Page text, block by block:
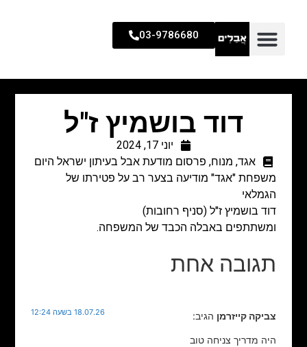
03-9786680
דוד בושמיץ ז"ל
יוני 17, 2024
אגד, מנוח, פרסום מודעת אבל בעיתון ישראל היום
משפחת "אגד" מודיעה בצער רב על פטירתו של
הגמלאי
דוד בושמיץ ז"ל (סניף רחובות)
ומשתתפים באבלה הכבד של המשפחה.
תגובה אחת
צביקה קייזרמן הגיב: 18.07.26 בשעה 12:24
היה מדריך צניחה טוב